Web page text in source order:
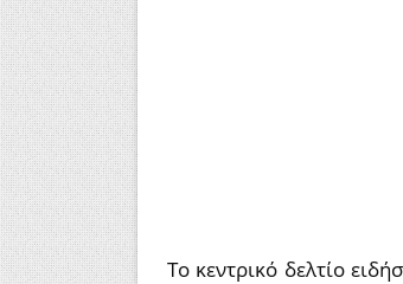
Το κεντρικό δελτίο